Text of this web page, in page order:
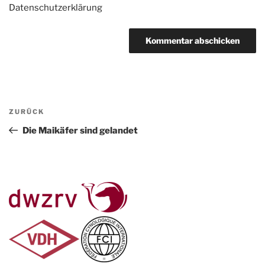
Datenschutzerklärung
Beitragsnavigation
Vorheriger
Beitrag
ZURÜCK
Die Maikäfer sind gelandet